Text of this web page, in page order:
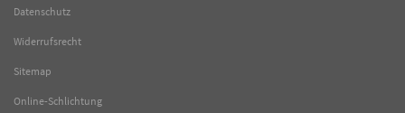
Datenschutz
Widerrufsrecht
Sitemap
Online-Schlichtung